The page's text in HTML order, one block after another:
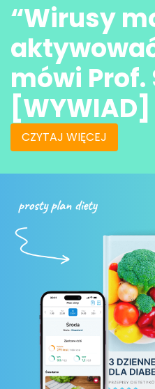
“Wirusy
mówi
[WYWIAD]
CZYTAJ WIĘCEJ